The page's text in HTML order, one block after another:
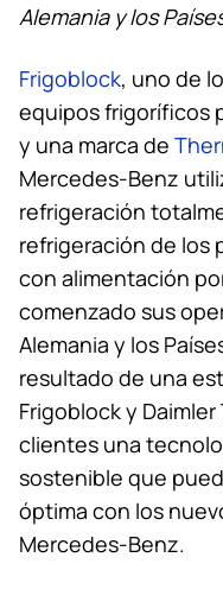
Alemania y los
Frigoblock, uno de
equipos frigoríficos
y una marca de
Mercedes-Benz
refrigeración
refrigeración de los
con alimentación
comenzado sus
Alemania y los
resultado de una
Frigoblock y
clientes una
sostenible que
óptima con los
Mercedes-Benz.